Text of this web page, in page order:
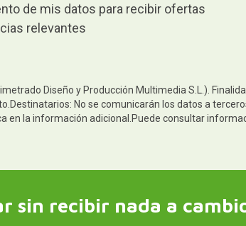
de mis datos para recibir ofertas
relevantes
Diseño y Producción Multimedia S.L.).
No se comunicarán los datos a
en la información adicional.Puede consultar
sin recibir nada a